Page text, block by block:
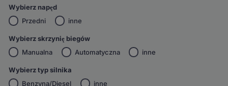
Wybierz napęd
Przedni
inne
Wybierz skrzynię biegów
Manualna
Automatyczna inne
Wybierz typ silnika
Benzyna/Diesel
inne